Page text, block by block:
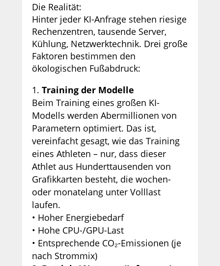
Die Realität:
Hinter jeder KI-Anfrage stehen riesige
Rechenzentren, tausende Server,
Kühlung, Netzwerktechnik. Drei große
Faktoren bestimmen den
ökologischen Fußabdruck:
Training der Modelle
Beim Training eines großen KI-
Modells werden Abermillionen von
Parametern optimiert. Das ist,
vereinfacht gesagt, wie das Training
eines Athleten – nur, dass dieser
Athlet aus Hunderttausenden von
Grafikkarten besteht, die wochen-
oder monatelang unter Volllast
laufen.
• Hoher Energiebedarf
• Hohe CPU-/GPU-Last
• Entsprechende CO₂-Emissionen (je
nach Strommix)